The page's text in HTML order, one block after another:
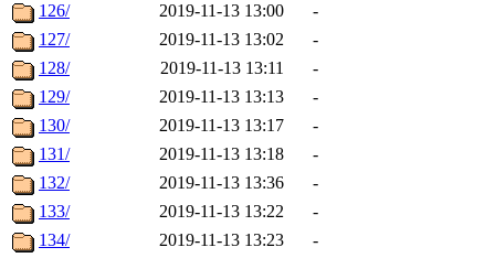
126/
2019-11-13 13:00
-
127/
2019-11-13 13:02
-
128/
2019-11-13 13:11
-
129/
2019-11-13 13:13
-
130/
2019-11-13 13:17
-
131/
2019-11-13 13:18
-
132/
2019-11-13 13:36
-
133/
2019-11-13 13:22
-
134/
2019-11-13 13:23
-